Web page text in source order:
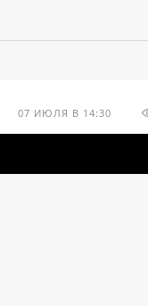
07 ИЮЛЯ В 14:30